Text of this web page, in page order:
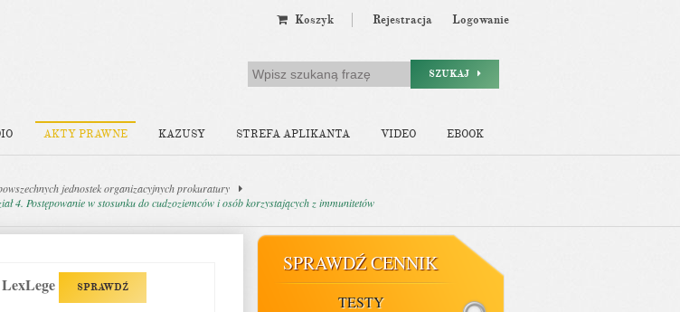
Koszyk Rejestracja Logowanie
SZUKAJ
AKTY PRAWNE KAZUSY STREFA APLIKANTA VIDEO EBOOK
jednostek organizacyjnych prokuratury
4. Postępowanie w stosunku do cudzoziemców i osób korzystających z immunitetów
SPRAWDŹ
SPRAWDŹ CENNIK
TESTY